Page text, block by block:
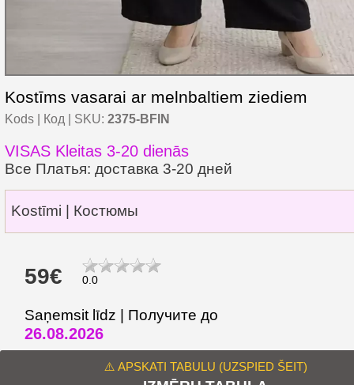
Kostīms vasarai ar melnbaltiem ziediem
Kods | Код | SKU: 2375-BFIN
VISAS Kleitas 3-20 dienās
Все Платья: доставка 3-20 дней
Kostīmi | Костюмы
59€ 0.0
Saņemsit līdz | Получите до
26.08.2026
⚠️ APSKATI TABULU (UZSPIED ŠEIT)